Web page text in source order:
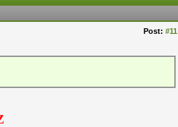
Post: #11